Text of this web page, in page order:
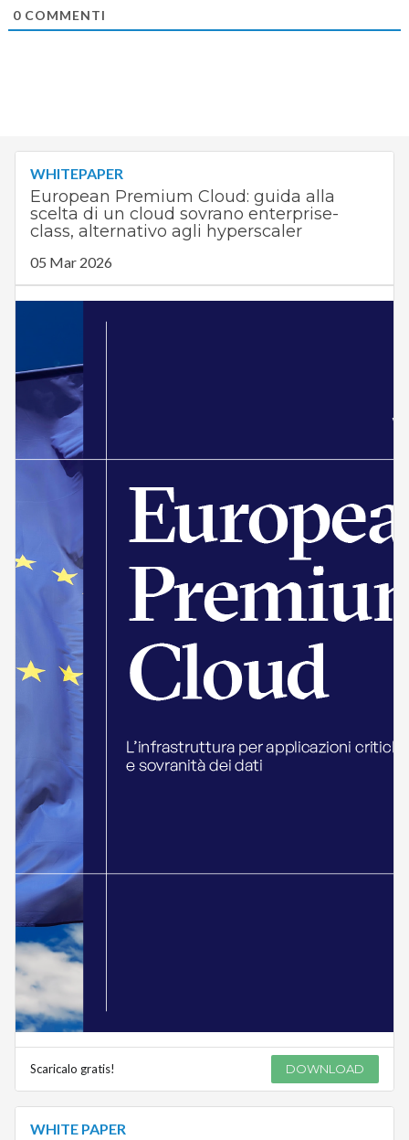
0COMMENTI
WHITEPAPER
European Premium Cloud: guida alla
scelta di un cloud sovrano enterprise-
class, alternativo agli hyperscaler
05 Mar 2026
Scaricalo gratis! DOWNLOAD
WHITE PAPER